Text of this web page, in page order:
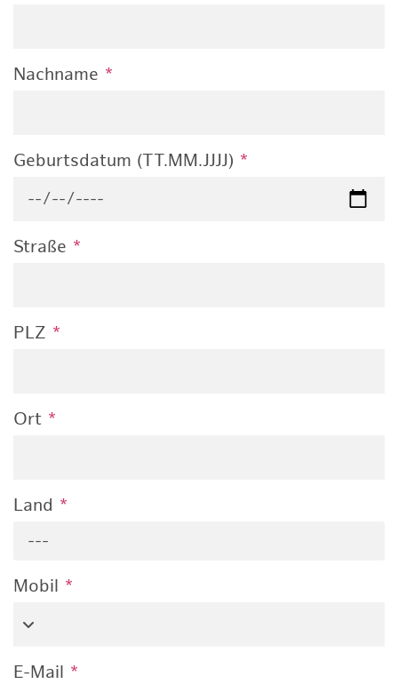
Nachname *
Geburtsdatum (TT.MM.JJJJ) *
Straße *
PLZ *
Ort *
Land *
---
Mobil *
E-Mail *